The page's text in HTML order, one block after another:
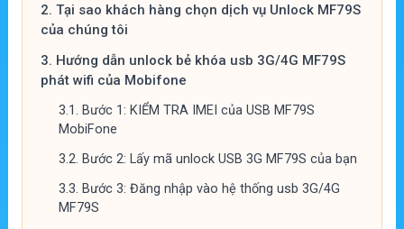
2. Tại sao khách hàng chọn dịch vụ Unlock MF79S
của chúng tôi
3. Hướng dẫn unlock bẻ khóa usb 3G/4G MF79S
phát wifi của Mobifone
3.1. Bước 1: KIỂM TRA IMEI của USB MF79S
MobiFone
3.2. Bước 2: Lấy mã unlock USB 3G MF79S của bạn
3.3. Bước 3: Đăng nhập vào hệ thống usb 3G/4G
MF79S